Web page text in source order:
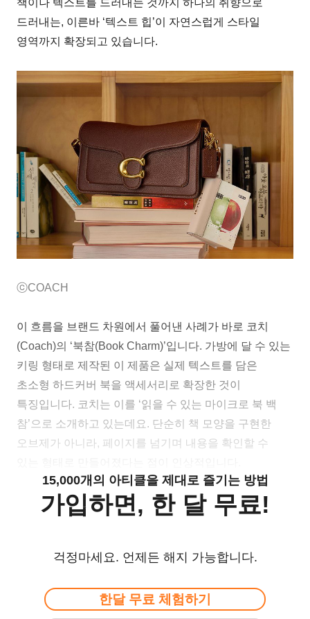
책이나 텍스트를 드러내는 것까지 하나의 취향으로
드러내는, 이른바 ‘텍스트 힙’이 자연스럽게 스타일
영역까지 확장되고 있습니다.
ⓒCOACH
이 흐름을 브랜드 차원에서 풀어낸 사례가 바로 코치
(Coach)의 ‘북참(Book Charm)’입니다. 가방에 달 수 있는
키링 형태로 제작된 이 제품은 실제 텍스트를 담은
초소형 하드커버 북을 액세서리로 확장한 것이
특징입니다. 코치는 이를 ‘읽을 수 있는 마이크로 북 백
참’으로 소개하고 있는데요. 단순히 책 모양을 구현한
오브제가 아니라, 페이지를 넘기며 내용을 확인할 수
15,000개의 아티클을 제대로 즐기는 방법
가입하면, 한 달 무료!
걱정마세요. 언제든 해지 가능합니다.
한달 무료 체험하기